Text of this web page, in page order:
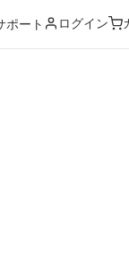
ポート ログイン